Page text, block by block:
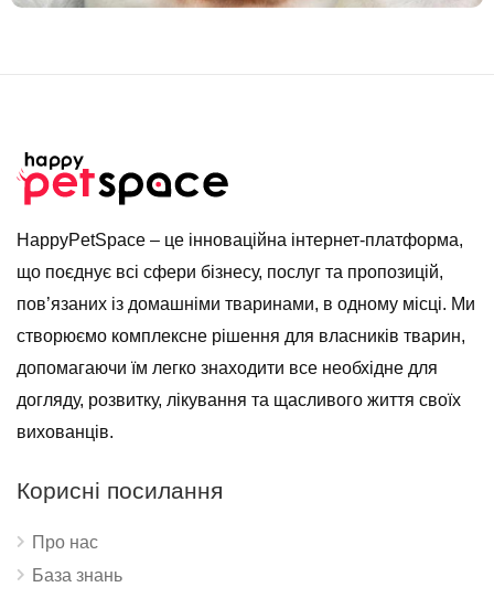
HappyPetSpace – це інноваційна інтернет-платформа,
що поєднує всі сфери бізнесу, послуг та пропозицій,
пов’язаних із домашніми тваринами, в одному місці. Ми
створюємо комплексне рішення для власників тварин,
допомагаючи їм легко знаходити все необхідне для
догляду, розвитку, лікування та щасливого життя своїх
вихованців.
Корисні посилання
Про нас
База знань